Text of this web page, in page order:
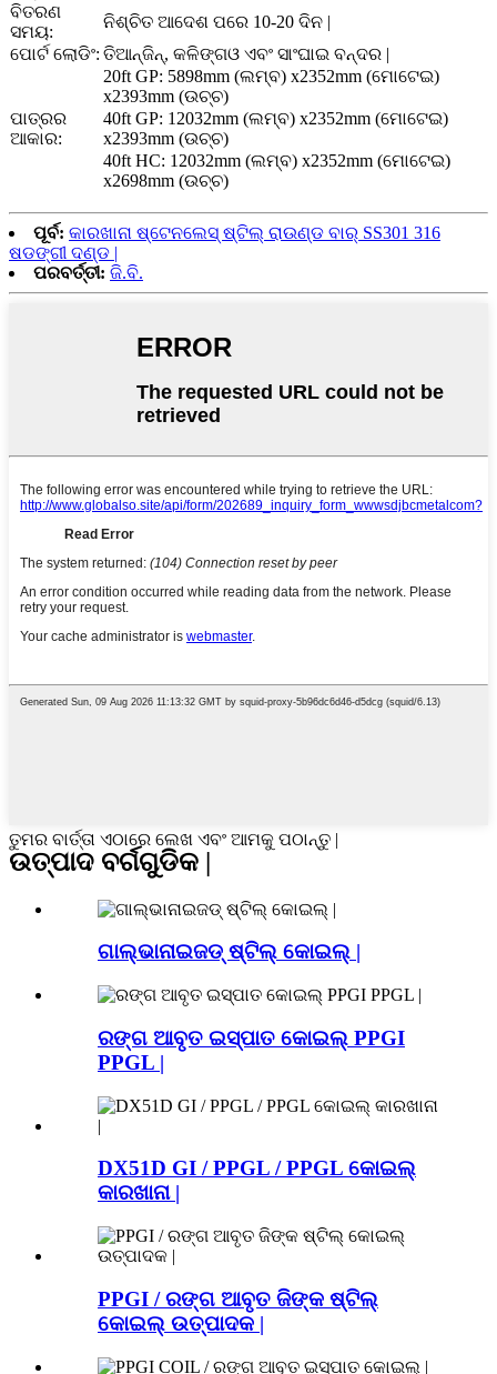
ବିତରଣ
ସମୟ:
ନିଶ୍ଚିତ ଆଦେଶ ପରେ 10-20 ଦିନ |
ପୋର୍ଟ ଲୋଡିଂ: ତିଆନ୍ଜିନ୍, କଳିଙ୍ଗଓ ଏବଂ ସାଂଘାଇ ବନ୍ଦର |
ପାତ୍ରର
ଆକାର:
20ft GP: 5898mm (ଲମ୍ବ) x2352mm (ମୋଟେଇ)
x2393mm (ଉଚ୍ଚ)
40ft GP: 12032mm (ଲମ୍ବ) x2352mm (ମୋଟେଇ)
x2393mm (ଉଚ୍ଚ)
40ft HC: 12032mm (ଲମ୍ବ) x2352mm (ମୋଟେଇ)
x2698mm (ଉଚ୍ଚ)
ପୂର୍ବ: କାରଖାନା ଷ୍ଟେନଲେସ୍ ଷ୍ଟିଲ୍ ରାଉଣ୍ଡ ବାର୍ SS301 316
ଷଡଙ୍ଗୀ ଦଣ୍ଡ |
ପରବର୍ତ୍ତୀ: ଜି.ବି.
ତୁମର ବାର୍ତ୍ତା ଏଠାରେ ଲେଖ ଏବଂ ଆମକୁ ପଠାନ୍ତୁ |
ଉତ୍ପାଦ ବର୍ଗଗୁଡିକ |
ଗାଲ୍ଭାନାଇଜଡ୍ ଷ୍ଟିଲ୍ କୋଇଲ୍ |
ରଙ୍ଗ ଆବୃତ ଇସ୍ପାତ କୋଇଲ୍ PPGI
PPGL |
DX51D GI / PPGL / PPGL କୋଇଲ୍
କାରଖାନା |
PPGI / ରଙ୍ଗ ଆବୃତ ଜିଙ୍କ ଷ୍ଟିଲ୍
କୋଇଲ୍ ଉତ୍ପାଦକ |